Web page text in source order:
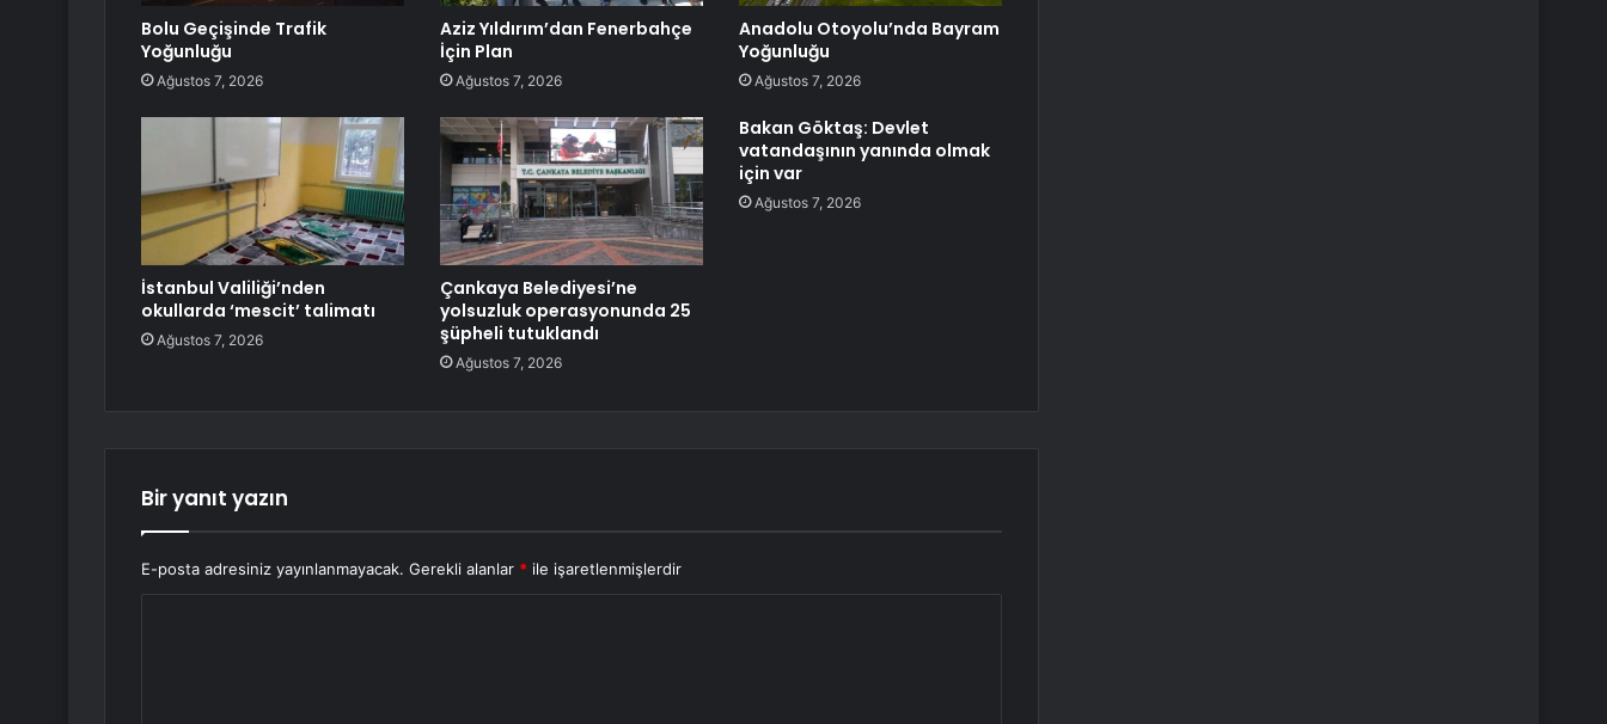
Bolu Geçişinde Trafik
Yoğunluğu
Ağustos 7, 2026
Aziz Yıldırım’dan Fenerbahçe
İçin Plan
Ağustos 7, 2026
Anadolu Otoyolu’nda Bayram
Yoğunluğu
Ağustos 7, 2026
İstanbul Valiliği’nden
okullarda ‘mescit’ talimatı
Ağustos 7, 2026
Çankaya Belediyesi’ne
yolsuzluk operasyonunda 25
şüpheli tutuklandı
Ağustos 7, 2026
Bakan Göktaş: Devlet
vatandaşının yanında olmak
için var
Ağustos 7, 2026
Bir yanıt yazın
E-posta adresiniz yayınlanmayacak. Gerekli alanlar * ile işaretlenmişlerdir